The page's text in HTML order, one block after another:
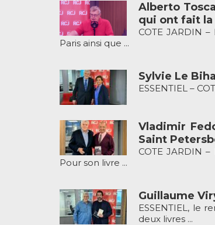
Alberto
qui ont fait la
COTE JARDIN
Paris ainsi que ...
Sylvie Le
ESSENTIEL –
Vladimir
Saint
COTE JARDIN
Pour son livre ...
Guillaume
ESSENTIEL, le
deux livres ...